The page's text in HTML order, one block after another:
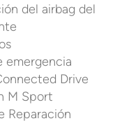
del airbag del
emergencia
Drive
M Sport
Reparación